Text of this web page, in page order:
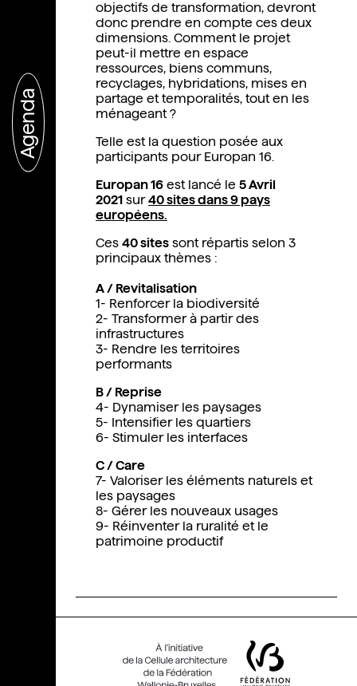
Agenda
objectifs de transformation, devront
donc prendre en compte ces deux
dimensions. Comment le projet
peut-il mettre en espace
ressources, biens communs,
recyclages, hybridations, mises en
partage et temporalités, tout en les
ménageant ?
Telle est la question posée aux
participants pour Europan 16.
Europan 16 est lancé le 5 Avril
2021 sur40 sites dans 9 pays
européens.
Ces 40 sites sont répartis selon 3
principaux thèmes :
A / Revitalisation
1- Renforcer la biodiversité
2- Transformer à partir des
infrastructures
3- Rendre les territoires
performants
B / Reprise
4- Dynamiser les paysages
5- Intensifier les quartiers
6- Stimuler les interfaces
C / Care
7- Valoriser les éléments naturels et
les paysages
8- Gérer les nouveaux usages
9- Réinventer la ruralité et le
patrimoine productif